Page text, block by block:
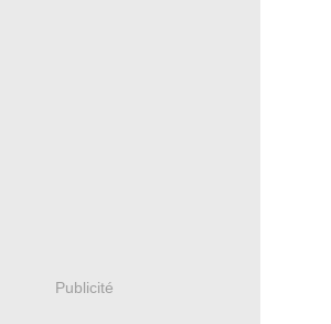
Publicité